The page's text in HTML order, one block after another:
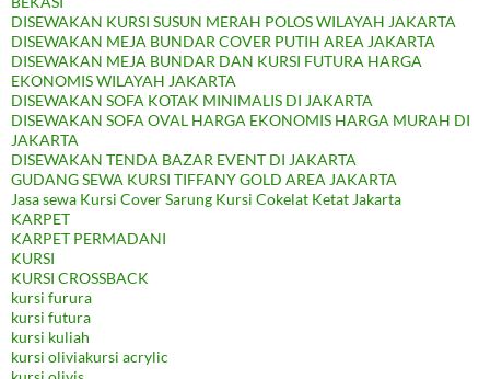
DISEWAKAN KURSI SUSUN MERAH POLOS WILAYAH JAKARTA
DISEWAKAN MEJA BUNDAR COVER PUTIH AREA JAKARTA
DISEWAKAN MEJA BUNDAR DAN KURSI FUTURA HARGA
EKONOMIS WILAYAH JAKARTA
DISEWAKAN SOFA KOTAK MINIMALIS DI JAKARTA
DISEWAKAN SOFA OVAL HARGA EKONOMIS HARGA MURAH DI
JAKARTA
DISEWAKAN TENDA BAZAR EVENT DI JAKARTA
GUDANG SEWA KURSI TIFFANY GOLD AREA JAKARTA
Jasa sewa Kursi Cover Sarung Kursi Cokelat Ketat Jakarta
KARPET
KARPET PERMADANI
KURSI
KURSI CROSSBACK
kursi furura
kursi futura
kursi kuliah
kursi oliviakursi acrylic